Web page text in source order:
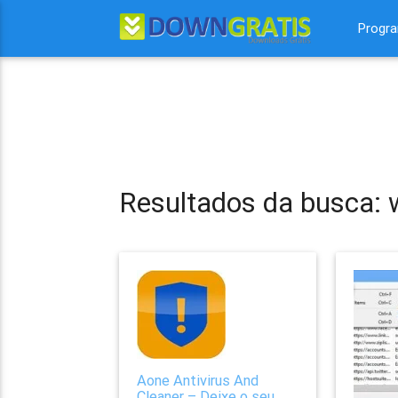
Resultados da busca:
Aone Antivirus And